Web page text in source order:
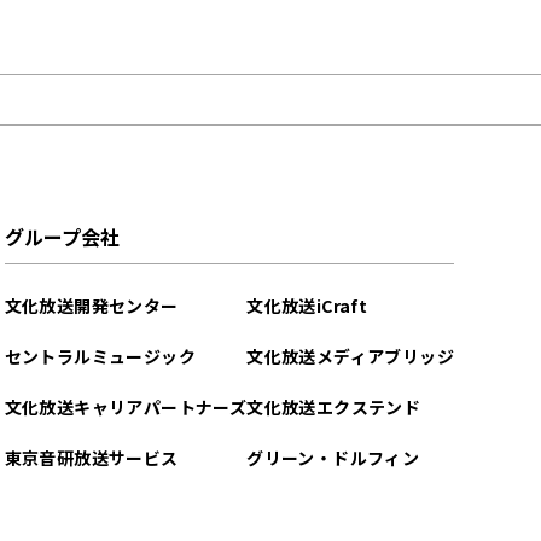
グループ会社
文化放送開発センター
セントラルミュージック
文化放送キャリアパートナーズ
東京音研放送サービス
文化放送iCraft
文化放送メディアブリッジ
文化放送エクステンド
グリーン・ドルフィン